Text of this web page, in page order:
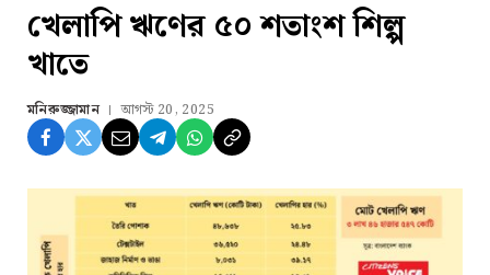
খেলাপি ঋণের ৫০ শতাংশ শিল্প
খাতে
মনিরুজ্জামান আগস্ট 20, 2025